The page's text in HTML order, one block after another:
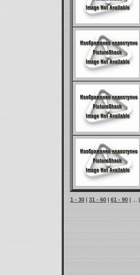
1 - 30 | 31 - 60 | 61 - 90 | ... |